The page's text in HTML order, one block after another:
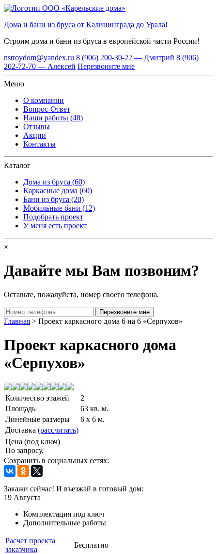
Дома и бани из бруса от Калининграда до Урала!
Строим дома и бани из бруса в европейской части России!
nstroydom@yandex.ru 8 (906) 200-30-22 — Дмитрий 8 (906)
202-72-70 — Алексей Перезвоните мне
Меню
О компании
Вопрос-Ответ
Наши работы (48)
Отзывы
Акции
Контакты
Каталог
Дома из бруса (60)
Каркасные дома (60)
Бани из бруса (20)
Мобильные бани (12)
Подобрать проект
У меня есть проект
×
Давайте мы Вам позвоним?
Оставьте, пожалуйста, номер своего телефона.
Главная > Проект каркасного дома 6 на 6 «Серпухов»
Проект каркасного дома
«Серпухов»
Количество этажей
2
Площадь
63 кв. м.
Линейные размеры
6 x 6 м.
Доставка (рассчитать)
Цена (под ключ)
По запросу.
Сохранить в социальных сетях:
Закажи сейчас! И въезжай в готовый дом:
19 Августа
Комплектация под ключ
Дополнительные работы
Расчет проекта
заказчика
Бесплатно